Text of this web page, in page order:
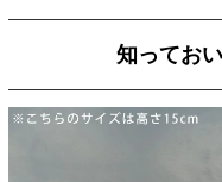
知ってお